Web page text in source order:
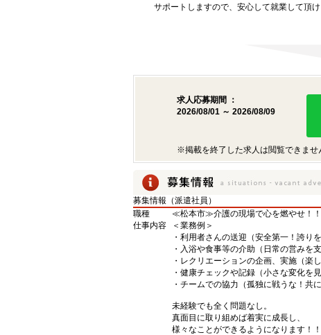
サポートしますので、安心して就業して頂け
求人応募期間 ：
2026/08/01 ～ 2026/08/09
※掲載を終了した求人は閲覧できませ
募集情報（派遣社員）
職種
≪松本市≫介護の現場で心を燃やせ！
仕事内容
＜業務例＞
・利用者さんの送迎（安全第一！誇り
・入浴や食事等の介助（日常の営みを
・レクリエーションの企画、実施（楽
・健康チェックや記録（小さな変化を
・チームでの協力（孤独に戦うな！共
未経験でも全く問題なし。
真面目に取り組めば着実に成長し、
様々なことができるようになります！！